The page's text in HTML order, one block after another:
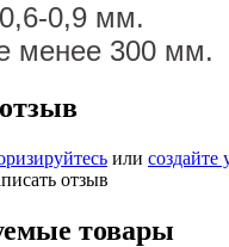
0,9 мм.
менее 300 мм.
или создайте
отзыв
товары